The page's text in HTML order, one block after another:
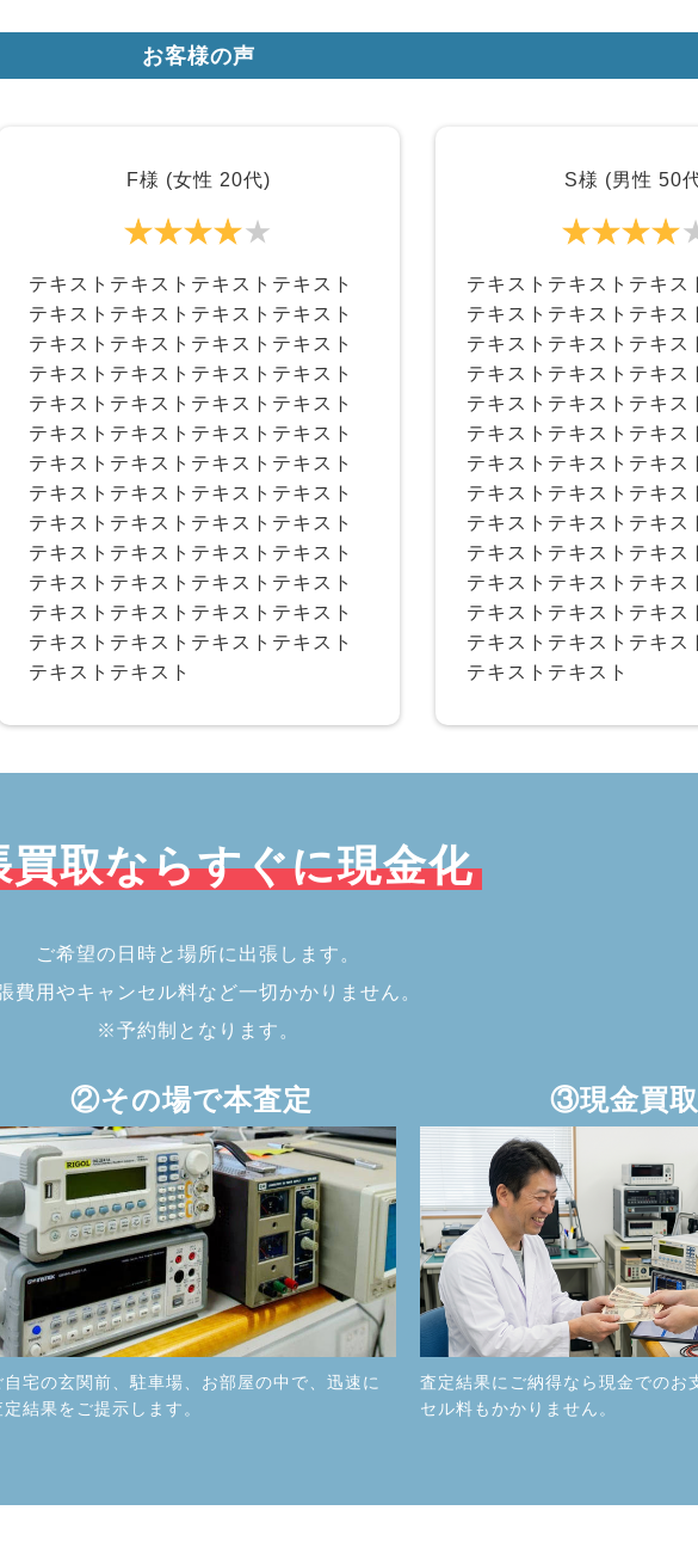
お客様の声
F様 (女性 20代)
テキストテキストテキストテキスト
テキストテキストテキストテキスト
テキストテキストテキストテキスト
テキストテキストテキストテキスト
テキストテキストテキストテキスト
テキストテキストテキストテキスト
テキストテキストテキストテキスト
テキストテキストテキストテキスト
テキストテキストテキストテキスト
テキストテキストテキストテキスト
テキストテキストテキストテキスト
テキストテキストテキストテキスト
テキストテキストテキストテキスト
テキストテキスト
S様 (男性 50
テキストテキストテキス
テキストテキストテキス
テキストテキストテキス
テキストテキストテキス
テキストテキストテキス
テキストテキストテキス
テキストテキストテキス
テキストテキストテキス
テキストテキストテキス
テキストテキストテキス
テキストテキストテキス
テキストテキストテキス
テキストテキストテキス
テキストテキスト
買取ならすぐに現金化
ご希望の日時と場所に出張します。
費用やキャンセル料など一切かかりません。
※予約制となります。
②その場で本査定
自宅の玄関前、駐車場、お部屋の中で、迅速に
定結果をご提示します。
③現金買取
査定結果にご納得なら現金でのお
セル料もかかりません。